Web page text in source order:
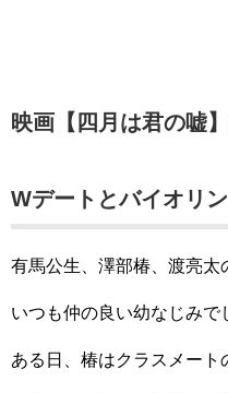
映画【四月は君の嘘
Wデートとバイオリ
有馬公生、澤部椿、渡亮太
いつも仲の良い幼なじみで
ある日、椿はクラスメート